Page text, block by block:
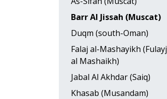
Barr Al Jissah (Muscat)
Duqm (south-Oman)
Falaj al-Mashayikh (Fulayj
al Mashaikh)
Jabal Al Akhdar (Saiq)
Khasab (Musandam)